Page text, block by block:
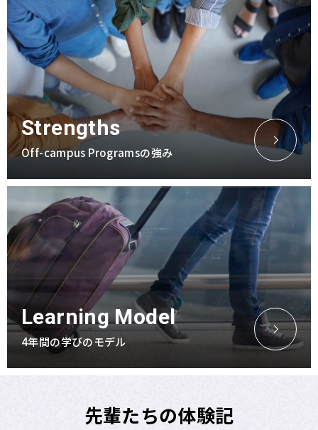
Strengths
Off-campus Programsの強み
Learning Model
4年間の学びのモデル
先輩たちの体験記